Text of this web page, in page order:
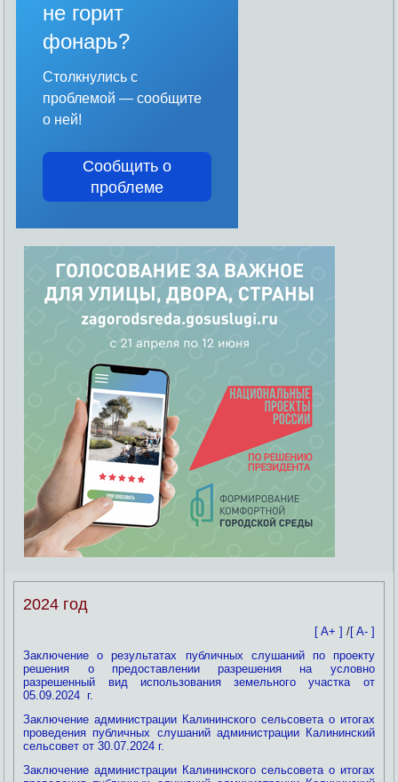
не горит
фонарь?
Столкнулись с
проблемой — сообщите
о ней!
Сообщить о
проблеме
2024 год
[ A+ ] /[ A- ]
Заключение о результатах публичных слушаний по проекту
решения о предоставлении разрешения на условно
разрешенный вид использования земельного участка от
05.09.2024 г.
Заключение администрации Калининского сельсовета о итогах
проведения публичных слушаний администрации Калининский
сельсовет от 30.07.2024 г.
Заключение администрации Калининского сельсовета о итогах